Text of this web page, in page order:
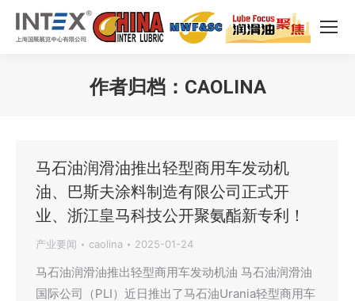
作者归档： CAOLINA
马石油润滑油推出轻型商用车发动机
油、巴斯夫涂料制造有限公司正式开
业、浙江皇马科技公开聚氨酯新专利！
产业要闻 caolina 2025-01-24
马石油润滑油推出轻型商用车发动机油 马石油润滑油
国际公司（PLI）近日推出了马石油Urania轻型商用车